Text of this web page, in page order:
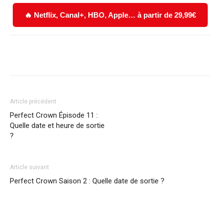
🔥 Netflix, Canal+, HBO, Apple… à partir de 29,99€
Article précédent
Perfect Crown Épisode 11 :
Quelle date et heure de sortie
?
Article suivant
Perfect Crown Saison 2 : Quelle date de sortie ?